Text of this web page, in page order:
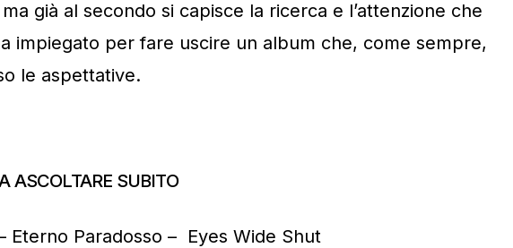
già al secondo si capisce la ricerca e l’attenzione che
impiegato per fare uscire un album che, come sempre,
le aspettative.
ASCOLTARE SUBITO
Eterno Paradosso – Eyes Wide Shut